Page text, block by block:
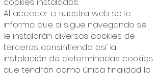
Al acceder a nuestra web se le
informa que si sigue navegando se
le instalarán diversas cookies de
terceros consintiendo así la
instalación de determinadas cookies
que tendrán como única finalidad la